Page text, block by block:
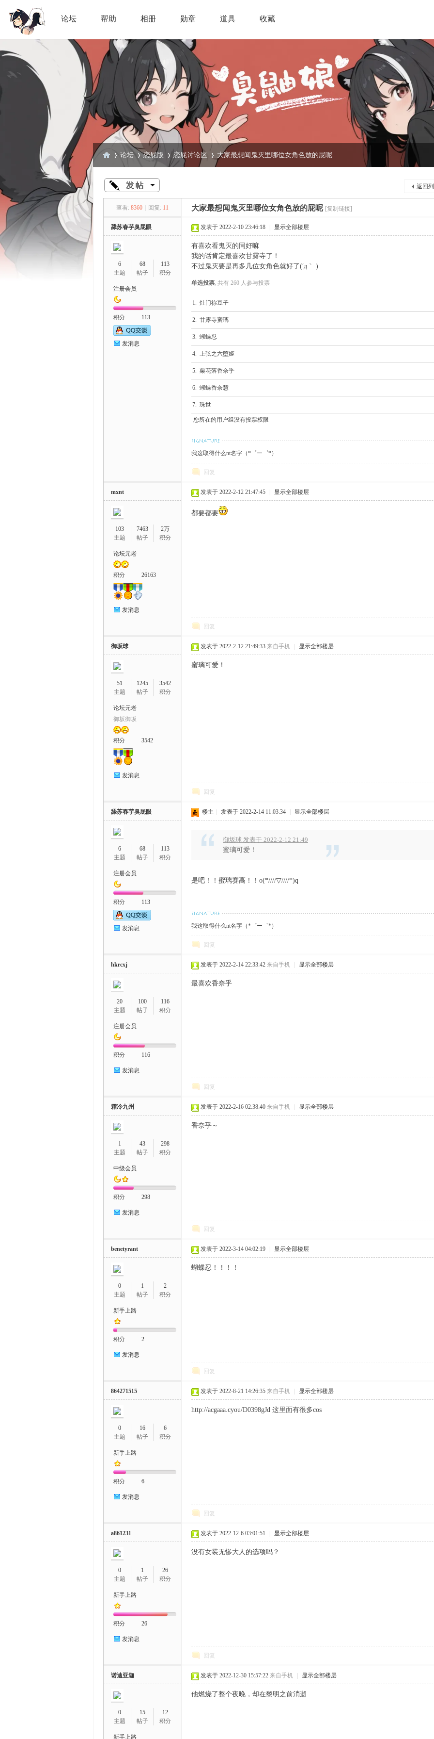
论坛 帮助 相册 勋章 道具 收藏
臭»
论坛
›
恋屁版
›
恋屁讨论区
›
大家最想闻鬼灭里哪位女角色放的屁呢
返回
查看: 8360 回复: 11 大家最想闻鬼灭里哪位女角色放的屁呢 [复制链接]
舔苏春芋臭屁眼
6
主题
68
帖子
113
积分
注册会员
积分 113
发消息
发表于 2022-2-10 23:46:18 显示全部楼层
有喜欢看鬼灭的同好嘛
我的话肯定最喜欢甘露寺了！
不过鬼灭要是再多几位女角色就好了(′д｀ )
单选投票, 共有 260 人参与投票
1. 灶门祢豆子
2. 甘露寺蜜璃
3. 蝴蝶忍
4. 上弦之六堕姬
5. 栗花落香奈乎
6. 蝴蝶香奈慧
7. 珠世
您所在的用户组没有投票权限
我这取得什么nt名字（*゜ー゜*）
回复
mxnt
103
主题
7463
帖子
2万
积分
论坛元老
积分 26163
发消息
发表于 2022-2-12 21:47:45 显示全部楼层
都要都要
回复
御坂球
51
主题
1245
帖子
3542
积分
论坛元老
御坂御坂
积分 3542
发消息
发表于 2022-2-12 21:49:33 来自手机 显示全部楼层
蜜璃可爱！
回复
舔苏春芋臭屁眼
6
主题
68
帖子
113
积分
注册会员
积分 113
发消息
楼主 发表于 2022-2-14 11:03:34 显示全部楼层
御坂球 发表于 2022-2-12 21:49
蜜璃可爱！
是吧！！蜜璃赛高！！o(*////▽////*)q
我这取得什么nt名字（*゜ー゜*）
回复
hkrcxj
20
主题
100
帖子
116
积分
注册会员
积分 116
发消息
发表于 2022-2-14 22:33:42 来自手机 显示全部楼层
最喜欢香奈乎
回复
霜冷九州
1
主题
43
帖子
298
积分
中级会员
积分 298
发消息
发表于 2022-2-16 02:38:40 来自手机 显示全部楼层
香奈乎～
回复
benetyrant
0
主题
1
帖子
2
积分
新手上路
积分 2
发消息
发表于 2022-3-14 04:02:19 显示全部楼层
蝴蝶忍！！！！
回复
864271515
0
主题
16
帖子
6
积分
新手上路
积分 6
发消息
发表于 2022-8-21 14:26:35 来自手机 显示全部楼层
http://acgaaa.cyou/D0398gJd 这里面有很多cos
回复
a861231
0
主题
1
帖子
26
积分
新手上路
积分 26
发消息
发表于 2022-12-6 03:01:51 显示全部楼层
没有女装无惨大人的选项吗？
回复
诺迪亚迦
0
主题
15
帖子
12
积分
新手上路
发表于 2022-12-30 15:57:22 来自手机 显示全部楼层
他燃烧了整个夜晚，却在黎明之前消逝